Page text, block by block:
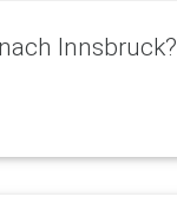
Innsbruck?